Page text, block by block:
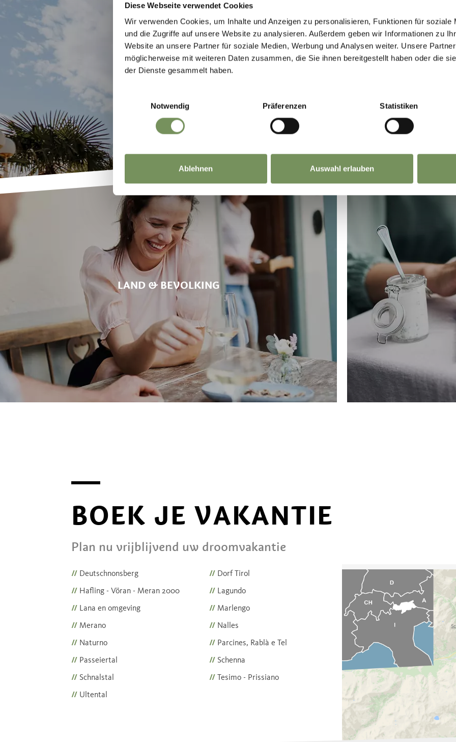
Diese Webseite verwendet Cookies
Wir verwenden Cookies, um Inhalte und Anzeigen zu personalisieren, Funktionen für soziale
und die Zugriffe auf unsere Website zu analysieren. Außerdem geben wir Informationen zu
Website an unsere Partner für soziale Medien, Werbung und Analysen weiter. Unsere
möglicherweise mit weiteren Daten zusammen, die Sie ihnen bereitgestellt haben oder die
der Dienste gesammelt haben.
Notwendig
Präferenzen Statistiken
Ablehnen Auswahl erlauben
NATUUR & CULTUUR
LAND & BEVOLKING
BOEK JE VAKANTIE
Plan nu vrijblijvend uw droomvakantie
// Deutschnonsberg // Dorf Tirol
// Hafling - Vöran - Meran 2000 // Lagundo
// Lana en omgeving // Marlengo
// Merano // Nalles
// Naturno // Parcines, Rablà e Tel
// Passeiertal // Schenna
// Schnalstal // Tesimo - Prissiano
// Ultental